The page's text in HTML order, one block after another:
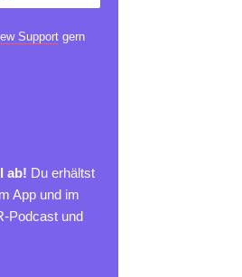
Supportgern
ab! Du erhältst
App und im
Podcast und